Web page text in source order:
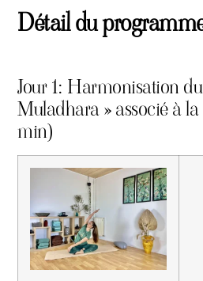
Détail du
Jour 1: Harmonisation
Muladhara » associé à
min)